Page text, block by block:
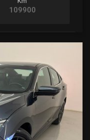
109900